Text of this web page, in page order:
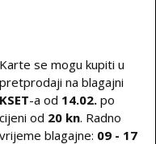
Karte se mogu kupiti u
pretprodaji na blagajni
KSET-a od 14.02. po
cijeni od 20 kn. Radno
vrijeme blagajne: 09 - 17